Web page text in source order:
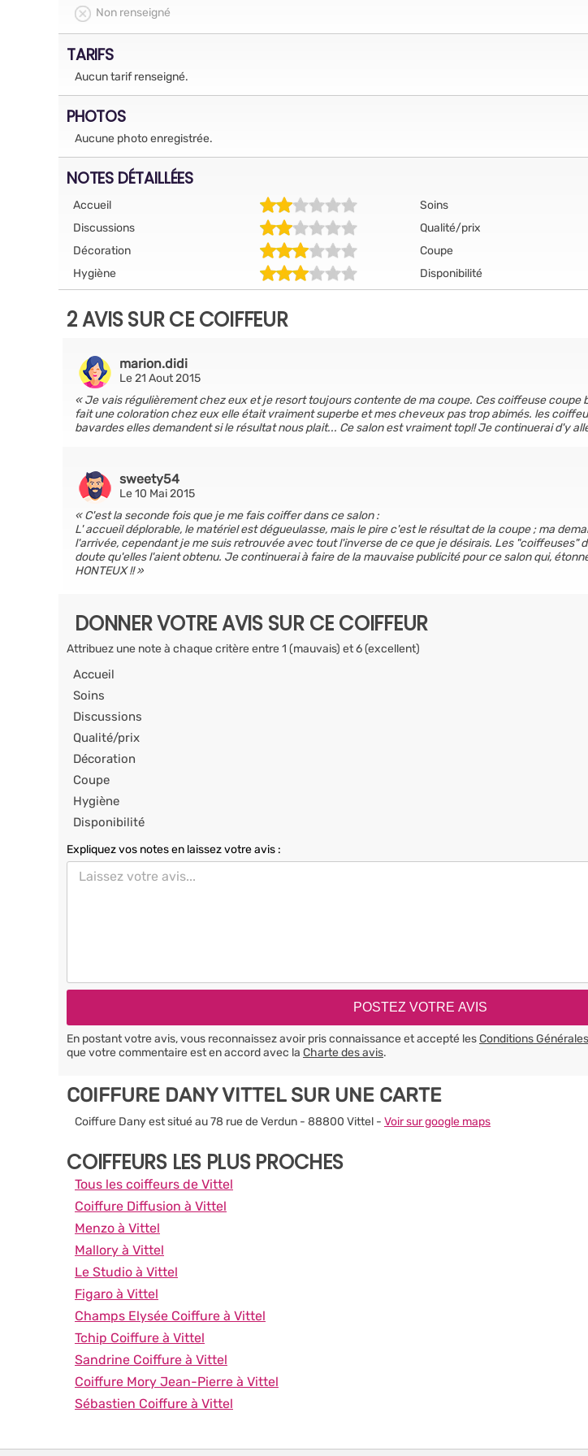
Non renseigné
TARIFS
Aucun tarif renseigné.
PHOTOS
Aucune photo enregistrée.
NOTES DÉTAILLÉES
Accueil
Soins
Discussions
Qualité/prix
Décoration
Coupe
Hygiène
Disponibilité
2 AVIS SUR CE COIFFEUR
marion.didi
Le 21 Aout 2015
Je vais régulièrement chez eux et je resort toujours contente de ma coupe. Ces coiffeuse coupe
fait une coloration chez eux elle était vraiment superbe et mes cheveux pas trop abimés. les
bavardes elles demandent si le résultat nous plait... Ce salon est vraiment top!! Je continuerai d'y
sweety54
Le 10 Mai 2015
C'est la seconde fois que je me fais coiffer dans ce salon :
L' accueil déplorable, le matériel est dégueulasse, mais le pire c'est le résultat de la coupe ; ma
l'arrivée, cependant je me suis retrouvée avec tout l'inverse de ce que je désirais. Les "coiffeuses"
doute qu'elles l'aient obtenu. Je continuerai à faire de la mauvaise publicité pour ce salon qui,
HONTEUX !!
DONNER VOTRE AVIS SUR CE COIFFEUR
Attribuez une note à chaque critère entre 1 (mauvais) et 6 (excellent)
Accueil
Soins
Discussions
Qualité/prix
Décoration
Coupe
Hygiène
Disponibilité
Expliquez vos notes en laissez votre avis :
En postant votre avis, vous reconnaissez avoir pris connaissance et accepté lesConditions
que votre commentaire est en accord avec la Charte des avis.
COIFFURE DANY VITTEL SUR UNE CARTE
Coiffure Dany est situé au 78 rue de Verdun - 88800 Vittel - Voir sur google maps
COIFFEURS LES PLUS PROCHES
Tous les coiffeurs de Vittel
Coiffure Diffusion à Vittel
Menzo à Vittel
Mallory à Vittel
Le Studio à Vittel
Figaro à Vittel
Champs Elysée Coiffure à Vittel
Tchip Coiffure à Vittel
Sandrine Coiffure à Vittel
Coiffure Mory Jean-Pierre à Vittel
Sébastien Coiffure à Vittel